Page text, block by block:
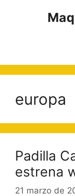
europa
Padilla
estrena
21 marzo de